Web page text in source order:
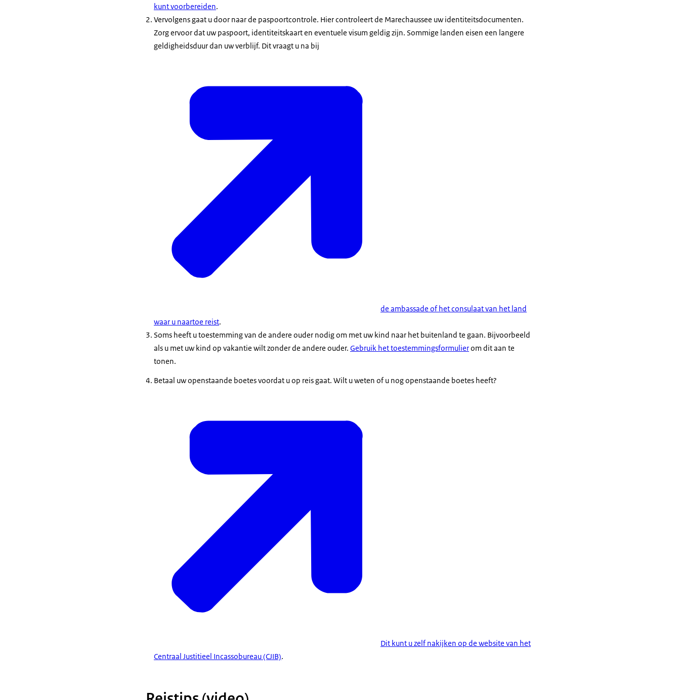
kunt voorbereiden.
Vervolgens gaat u door naar de paspoortcontrole. Hier controleert de Marechaussee uw identiteitsdocumenten.
Zorg ervoor dat uw paspoort, identiteitskaart en eventuele visum geldig zijn. Sommige landen eisen een langere
geldigheidsduur dan uw verblijf. Dit vraagt u na bij
de ambassade of het consulaat van het land
waar u naartoe reist.
Soms heeft u toestemming van de andere ouder nodig om met uw kind naar het buitenland te gaan. Bijvoorbeeld
als u met uw kind op vakantie wilt zonder de andere ouder. Gebruik het toestemmingsformulierom dit aan te
tonen.
Betaal uw openstaande boetes voordat u op reis gaat. Wilt u weten of u nog openstaande boetes heeft?
Dit kunt u zelf nakijken op de website van het
Centraal Justitieel Incassobureau (CJIB).